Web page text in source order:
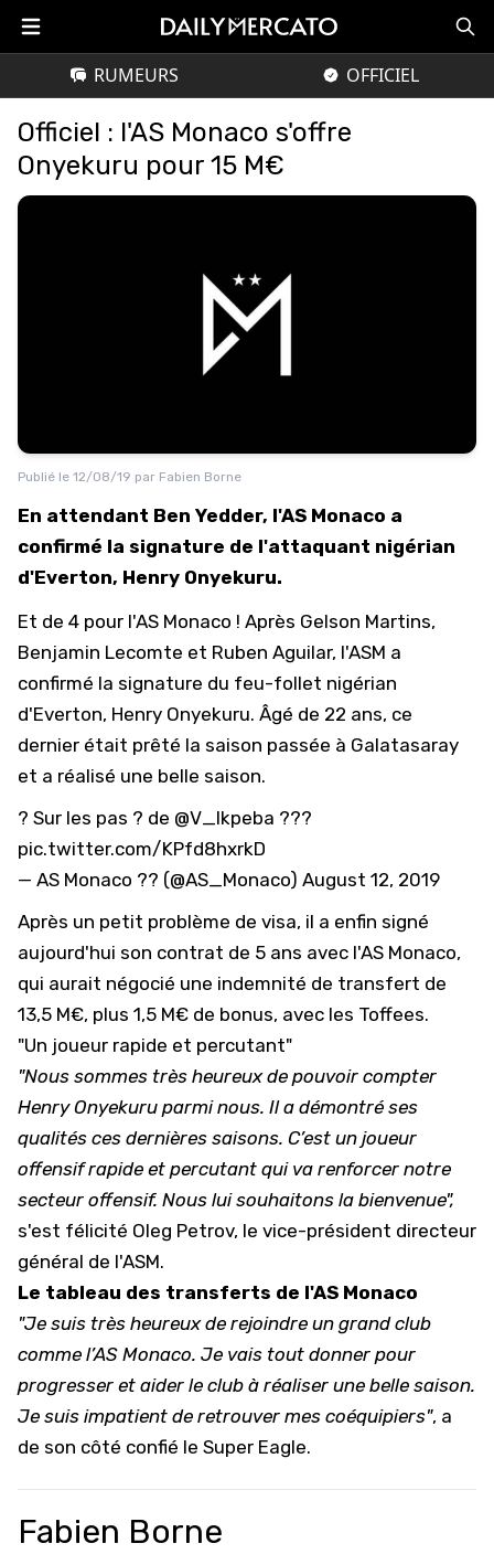
RUMEURS OFFICIEL
Officiel : l'AS Monaco s'offre
Onyekuru pour 15 M€
Publié le 12/08/19 par Fabien Borne
En attendant Ben Yedder, l'AS Monaco a
confirmé la signature de l'attaquant nigérian
d'Everton, Henry Onyekuru.
Et de 4 pour l'AS Monaco ! Après Gelson Martins,
Benjamin Lecomte et Ruben Aguilar, l'ASM a
confirmé la signature du feu-follet nigérian
d'Everton, Henry Onyekuru. Âgé de 22 ans, ce
dernier était prêté la saison passée à Galatasaray
et a réalisé une belle saison.
? Sur les pas ? de @V_Ikpeba ???
pic.twitter.com/KPfd8hxrkD
— AS Monaco ?? (@AS_Monaco) August 12, 2019
Après un petit problème de visa, il a enfin signé
aujourd'hui son contrat de 5 ans avec l'AS Monaco,
qui aurait négocié une indemnité de transfert de
13,5 M€, plus 1,5 M€ de bonus, avec les Toffees.
"Un joueur rapide et percutant"
"Nous sommes très heureux de pouvoir compter
Henry Onyekuru parmi nous. Il a démontré ses
qualités ces dernières saisons. C’est un joueur
offensif rapide et percutant qui va renforcer notre
secteur offensif. Nous lui souhaitons la bienvenue",
s'est félicité Oleg Petrov, le vice-président directeur
général de l'ASM.
Le tableau des transferts de l'AS Monaco
"Je suis très heureux de rejoindre un grand club
comme l’AS Monaco. Je vais tout donner pour
progresser et aider le club à réaliser une belle saison.
Je suis impatient de retrouver mes coéquipiers", a
de son côté confié le Super Eagle.
Fabien Borne